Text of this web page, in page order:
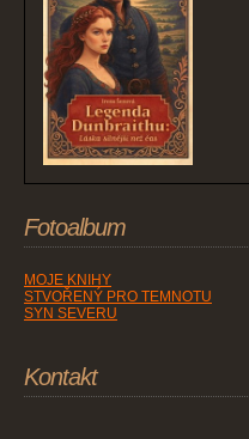
Fotoalbum
MOJE KNIHY
STVOŘENÝ PRO TEMNOTU
SYN SEVERU
Kontakt